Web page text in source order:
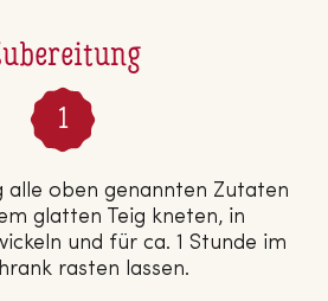
alle oben genannten Zutaten
glatten Teig kneten, in
und für ca. 1 Stunde im
rasten lassen.